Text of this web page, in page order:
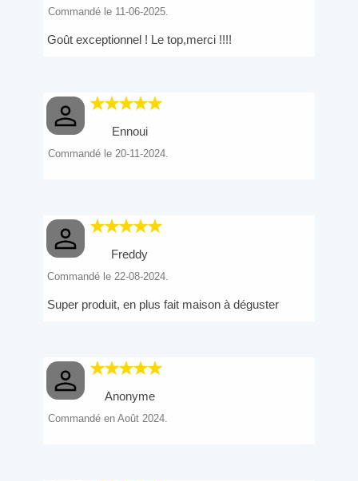
Commandé le 11-06-2025.
Goût exceptionnel ! Le top,merci !!!!
Ennoui
Commandé le 20-11-2024.
Freddy
Commandé le 22-08-2024.
Super produit, en plus fait maison à déguster
Anonyme
Commandé en Août 2024.